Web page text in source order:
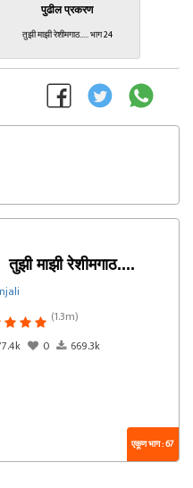
पुढील प्रकरण
तुझी माझी रेशीमगाठ..... भाग 24
तुझी माझी रेशीमगाठ....
(1.3m)
0 669.3k
एकूण भाग : 67